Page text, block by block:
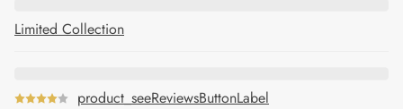
Limited Collection
product_seeReviewsButtonLabel